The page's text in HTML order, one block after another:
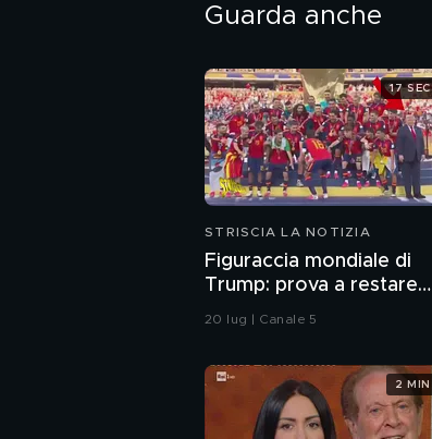
Guarda anche
STRISCIA LA NOTIZIA
Figuraccia mondiale di
Trump: prova a restare
nella foto della Spagna
20 lug | Canale 5
17 SEC
2 MIN